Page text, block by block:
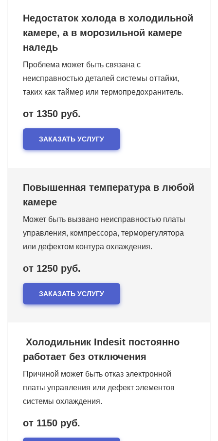
Недостаток холода в холодильной
камере, а в морозильной камере
наледь
Проблема может быть связана с
неисправностью деталей системы оттайки,
таких как таймер или термопредохранитель.
от 1350 руб.
ЗАКАЗАТЬ УСЛУГУ
Повышенная температура в любой
камере
Может быть вызвано неисправностью платы
управления, компрессора, терморегулятора
или дефектом контура охлаждения.
от 1250 руб.
ЗАКАЗАТЬ УСЛУГУ
Холодильник Indesit постоянно
работает без отключения
Причиной может быть отказ электронной
платы управления или дефект элементов
системы охлаждения.
от 1150 руб.